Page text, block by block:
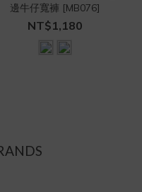
邊牛仔寬褲 [MB076]
NT$1,180